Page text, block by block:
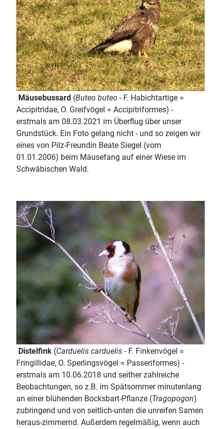
Mäusebussard (Buteo buteo - F. Habichtartige =
Accipitridae, O. Greifvögel = Accipitriformes) -
erstmals am 08.03.2021 im Überflug über unser
Grundstück. Ein Foto gelang nicht - und so zeigen wir
eines von Pilz-Freundin Beate Siegel (vom
01.01.2006) beim Mäusefang auf einer Wiese im
Schwäbischen Wald.
Distelfink (Carduelis carduelis - F. Finkenvögel =
Fringillidae, O. Sperlingsvögel = Passeriformes) -
erstmals am 10.06.2018 und seither zahlreiche
Beobachtungen, so z.B. im Spätsommer minutenlang
an einer blühenden Bocksbart-Pflanze (Tragopogon)
zubringend und von seitlich-unten die unreifen Samen
heraus-zimmernd. Außerdem regelmäßig, wenn auch